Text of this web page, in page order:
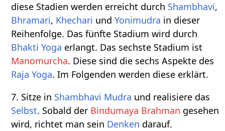
diese Stadien werden erreicht durch Shambhavi,
Bhramari, Khechari undYonimudra in dieser
Reihenfolge. Das fünfte Stadium wird durch
Bhakti Yoga erlangt. Das sechste Stadium ist
Manomurcha. Diese sind die sechs Aspekte des
Raja Yoga. Im Folgenden werden diese erklärt.
7. Sitze in Shambhavi Mudra und realisiere das
Selbst. Sobald der Bindumaya Brahman gesehen
wird, richtet man sein Denken darauf.